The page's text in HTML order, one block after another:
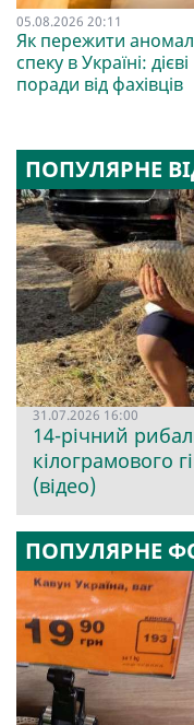
05.08.2026 20:11
Як пережити
спеку в Україні: дієві
поради від фахівців
ПОПУЛЯРНЕ
31.07.2026 16:00
14-річний
кілограмового
(відео)
ПОПУЛЯРНЕ